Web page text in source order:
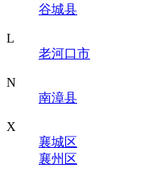
谷城县
L
老河口市
N
南漳县
X
襄城区
襄州区